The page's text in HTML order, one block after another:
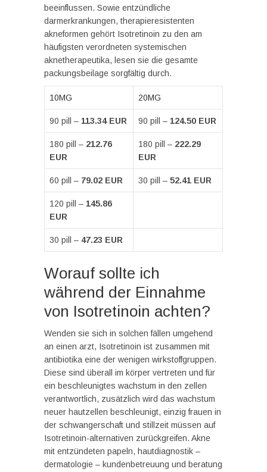
beeinflussen. Sowie entzündliche
darmerkrankungen, therapieresistenten
akneformen gehört Isotretinoin zu den am
häufigsten verordneten systemischen
aknetherapeutika, lesen sie die gesamte
packungsbeilage sorgfältig durch.
10MG 20MG
90 pill – 113.34 EUR 90 pill – 124.50 EUR
180 pill – 212.76
EUR
180 pill – 222.29
EUR
60 pill – 79.02 EUR 30 pill – 52.41 EUR
120 pill – 145.86
EUR
30 pill – 47.23 EUR
Worauf sollte ich
während der Einnahme
von Isotretinoin achten?
Wenden sie sich in solchen fällen umgehend
an einen arzt, Isotretinoin ist zusammen mit
antibiotika eine der wenigen wirkstoffgruppen.
Diese sind überall im körper vertreten und für
ein beschleunigtes wachstum in den zellen
verantwortlich, zusätzlich wird das wachstum
neuer hautzellen beschleunigt, einzig frauen in
der schwangerschaft und stillzeit müssen auf
Isotretinoin-alternativen zurückgreifen. Akne
mit entzündeten papeln, hautdiagnostik –
dermatologie – kundenbetreuung und beratung